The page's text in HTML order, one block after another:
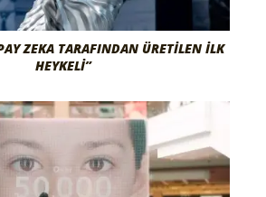
ZEKA TARAFINDAN ÜRETILEN İLK
HEYKELI”